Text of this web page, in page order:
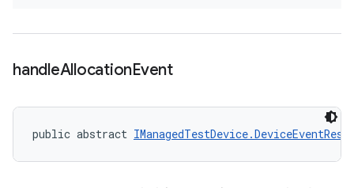
handleAllocationEvent
public abstract